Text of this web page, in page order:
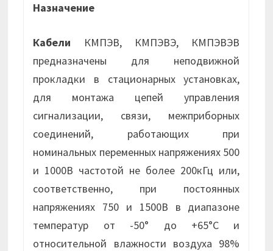
Назначение
Кабели КМПЭВ, КМПЭВЭ, КМПЭВЭВ
предназначены для неподвижной
прокладки в стационарных установках,
для монтажа цепей управления
сигнализации, связи, межприборных
соединений, работающих при
номинальных переменных напряжениях 500
и 1000В частотой не более 200кГц или,
соответственно, при постоянных
напряжениях 750 и 1500В в диапазоне
температур от -50° до +65°С и
относительной влажности воздуха 98%